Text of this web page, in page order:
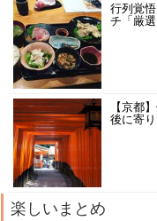
行列覚
チ「厳選
【京都
後に寄り
楽しいまとめ